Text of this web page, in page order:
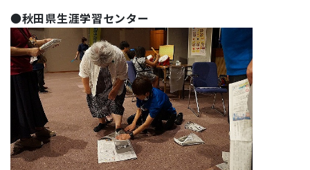
●秋田県生涯学習センター